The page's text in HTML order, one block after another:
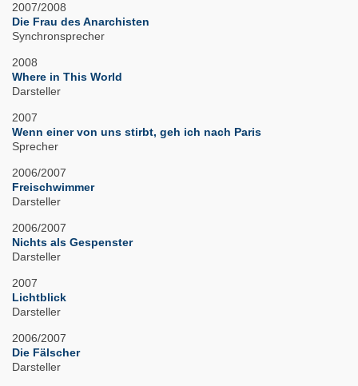
2007/2008
Die Frau des Anarchisten
Synchronsprecher
2008
Where in This World
Darsteller
2007
Wenn einer von uns stirbt, geh ich nach Paris
Sprecher
2006/2007
Freischwimmer
Darsteller
2006/2007
Nichts als Gespenster
Darsteller
2007
Lichtblick
Darsteller
2006/2007
Die Fälscher
Darsteller